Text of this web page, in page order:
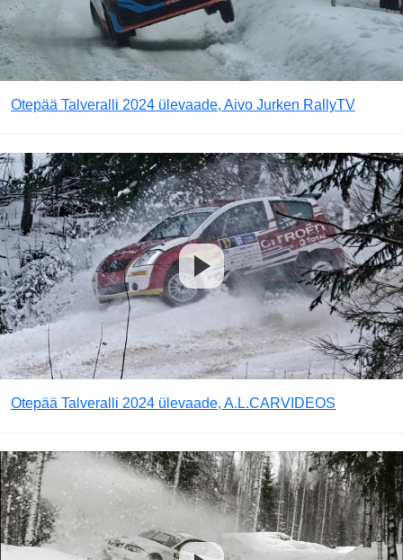
Otepää Talveralli 2024 ülevaade, Aivo Jurken RallyTV
Otepää Talveralli 2024 ülevaade, A.L.CARVIDEOS